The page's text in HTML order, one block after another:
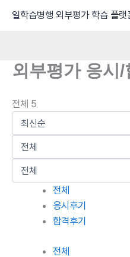
일학습병행 외부평가 학습 플랫
외부평가 응시/
전체 5
전체
응시후기
합격후기
전체